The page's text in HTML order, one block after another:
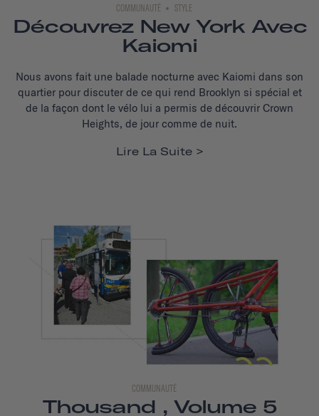
COMMUNAUTÉ STYLE
Découvrez New York Avec
Kaiomi
Nous avons fait une balade nocturne avec Kaiomi dans son
quartier pour discuter de ce qui rend Brooklyn si spécial et
de la façon dont le vélo lui a permis de découvrir Crown
Heights, de jour comme de nuit.
Lire La Suite
COMMUNAUTÉ
Thousand , Volume 5